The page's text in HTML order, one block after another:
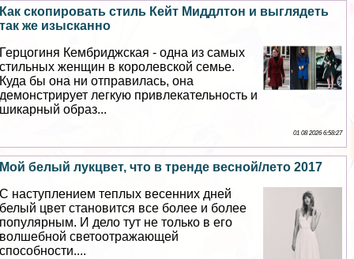
Как скопировать стиль Кейт Миддлтон и выглядеть
так же изысканно
Герцогиня Кембриджская - одна из самых
стильных женщин в королевской семье.
Куда бы она ни отправилась, она
демонстрирует легкую привлекательность и
шикарный образ...
01 08 2026 6:58:27
Мой белый лукцвет, что в тренде весной/лето 2017
С наступлением теплых весенних дней
белый цвет становится все более и более
популярным. И дело тут не только в его
волшебной светоотражающей
способности....